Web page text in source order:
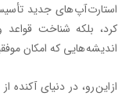
استارت آپ های جدید
کرد، بلکه شناخت قواعد
اندیشه هایی که امکان
از این رو، در دنیای